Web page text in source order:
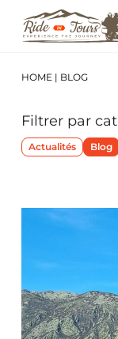
HOME | BLOG
Filtrer par
Actualités Blog